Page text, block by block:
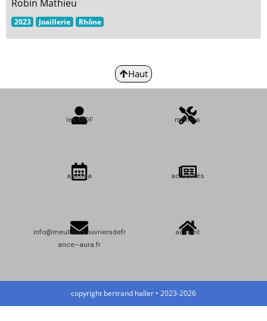
Robin Mathieu
2023 Joaillerie Rhône
Haut
les MOF métiers
agenda actualités
info@meulleursouvriersdefr
ance–aura.fr
accueil
copyright bertrand haller • 2023-2026